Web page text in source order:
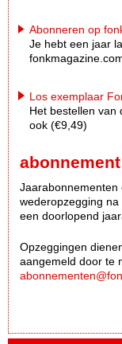
Abonneren op
Je hebt een jaar
Los exemplaar
Het bestellen van
ook (€9,49)
wederopzegging
een doorlopend
Opzeggingen
aangemeld door te